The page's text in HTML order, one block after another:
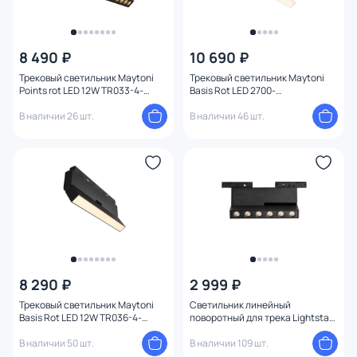
8 490 ₽
Трековый светильник Maytoni
Points rot LED 12W TR033-4-
В наличии 26 шт.
10 690 ₽
Трековый светильник Maytoni
Basis Rot LED 2700-
холодный) 12W TR036-4-12WTW-
В наличии 46 шт.
8 290 ₽
Трековый светильник Maytoni
Basis Rot LED 12W TR036-4-
В наличии 50 шт.
2 999 ₽
Светильник линейный
поворотный для трека Lightstar
черный
В наличии 109 шт.